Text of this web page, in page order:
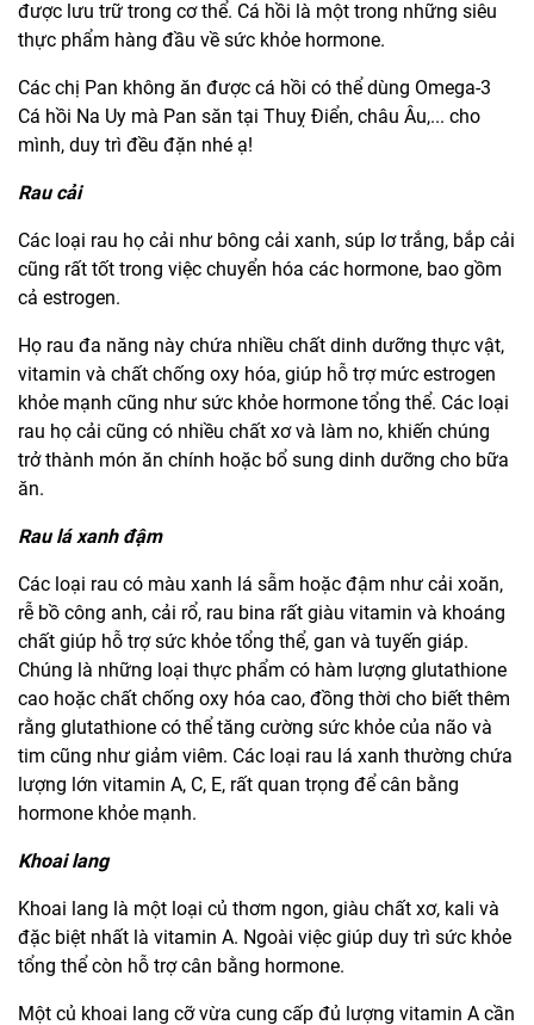
được lưu trữ trong cơ thể. Cá hồi là một trong những siêu
thực phẩm hàng đầu về sức khỏe hormone.
Các chị Pan không ăn được cá hồi có thể dùng Omega-3
Cá hồi Na Uy mà Pan săn tại Thuỵ Điển, châu Âu,... cho
mình, duy trì đều đặn nhé ạ!
Rau cải
Các loại rau họ cải như bông cải xanh, súp lơ trắng, bắp cải
cũng rất tốt trong việc chuyển hóa các hormone, bao gồm
cả estrogen.
Họ rau đa năng này chứa nhiều chất dinh dưỡng thực vật,
vitamin và chất chống oxy hóa, giúp hỗ trợ mức estrogen
khỏe mạnh cũng như sức khỏe hormone tổng thể. Các loại
rau họ cải cũng có nhiều chất xơ và làm no, khiến chúng
trở thành món ăn chính hoặc bổ sung dinh dưỡng cho bữa
ăn.
Rau lá xanh đậm
Các loại rau có màu xanh lá sẫm hoặc đậm như cải xoăn,
rễ bồ công anh, cải rổ, rau bina rất giàu vitamin và khoáng
chất giúp hỗ trợ sức khỏe tổng thể, gan và tuyến giáp.
Chúng là những loại thực phẩm có hàm lượng glutathione
cao hoặc chất chống oxy hóa cao, đồng thời cho biết thêm
rằng glutathione có thể tăng cường sức khỏe của não và
tim cũng như giảm viêm. Các loại rau lá xanh thường chứa
lượng lớn vitamin A, C, E, rất quan trọng để cân bằng
hormone khỏe mạnh.
Khoai lang
Khoai lang là một loại củ thơm ngon, giàu chất xơ, kali và
đặc biệt nhất là vitamin A. Ngoài việc giúp duy trì sức khỏe
tổng thể còn hỗ trợ cân bằng hormone.
Một củ khoai lang cỡ vừa cung cấp đủ lượng vitamin A cần